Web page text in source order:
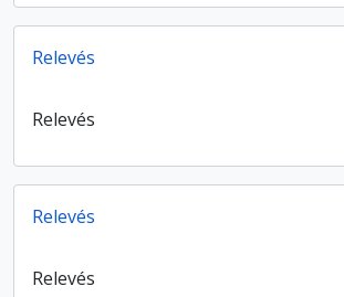
Relevés
Relevés
Relevés
Relevés